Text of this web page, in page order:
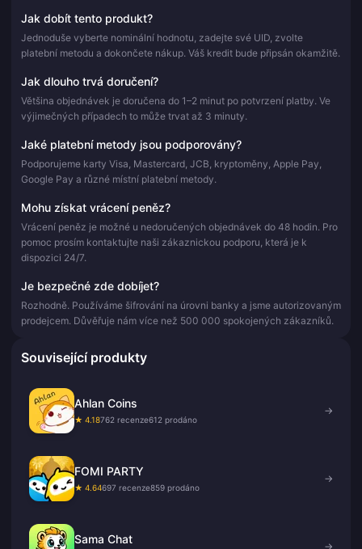
Jak dobít tento produkt?
Jednoduše vyberte nominální hodnotu, zadejte své UID, zvolte
platební metodu a dokončete nákup. Váš kredit bude připsán okamžitě.
Jak dlouho trvá doručení?
Většina objednávek je doručena do 1–2 minut po potvrzení platby. Ve
výjimečných případech to může trvat až 3 minuty.
Jaké platební metody jsou podporovány?
Podporujeme karty Visa, Mastercard, JCB, kryptoměny, Apple Pay,
Google Pay a různé místní platební metody.
Mohu získat vrácení peněz?
Vrácení peněz je možné u nedoručených objednávek do 48 hodin. Pro
pomoc prosím kontaktujte naši zákaznickou podporu, která je k
dispozici 24/7.
Je bezpečné zde dobíjet?
Rozhodně. Používáme šifrování na úrovni banky a jsme autorizovaným
prodejcem. Důvěřuje nám více než 500 000 spokojených zákazníků.
Související produkty
Ahlan Coins
★ 4.18762 recenze612 prodáno
→
FOMI PARTY
★ 4.64697 recenze859 prodáno
→
Sama Chat
→